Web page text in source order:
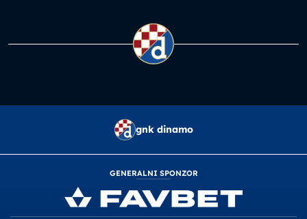
gnk dinamo
GENERALNI SPONZOR